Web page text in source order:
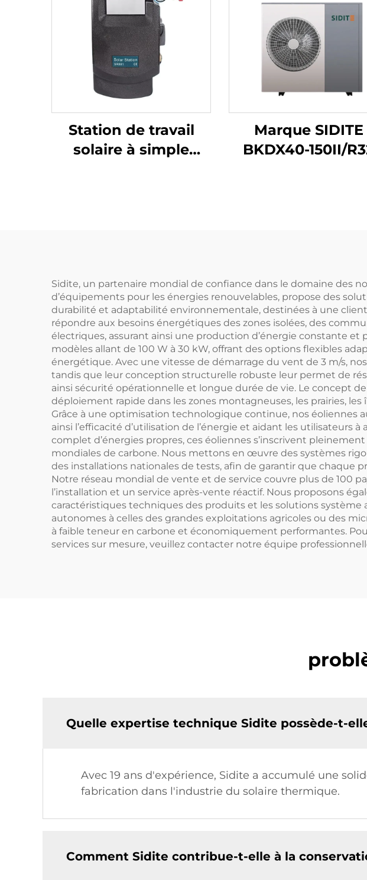
Station de travail
solaire à simple
Marque SIDITE
BKDX40-150II/
chaleur
Sidite, un partenaire mondial de confiance dans le domaine des
d’équipements pour les énergies renouvelables, propose des
durabilité et adaptabilité environnementale, destinées à une
répondre aux besoins énergétiques des zones isolées, des
électriques, assurant ainsi une production d’énergie constante
modèles allant de 100 W à 30 kW, offrant des options flexibles
énergétique. Avec une vitesse de démarrage du vent de 3 m/s,
tandis que leur conception structurelle robuste leur permet de
ainsi sécurité opérationnelle et longue durée de vie. Le concept
déploiement rapide dans les zones montagneuses, les prairies,
Grâce à une optimisation technologique continue, nos éoliennes
ainsi l’efficacité d’utilisation de l’énergie et aidant les utilisateurs
complet d’énergies propres, ces éoliennes s’inscrivent
mondiales de carbone. Nous mettons en œuvre des systèmes
des installations nationales de tests, afin de garantir que chaque
Notre réseau mondial de vente et de service couvre plus de 100
l’installation et un service après-vente réactif. Nous proposons
caractéristiques techniques des produits et les solutions
autonomes à celles des grandes exploitations agricoles ou des
à faible teneur en carbone et économiquement performantes.
services sur mesure, veuillez contacter notre équipe
Quelle expertise technique Sidite possède-t-
Avec 19 ans d'expérience, Sidite a accumulé une
fabrication dans l'industrie du solaire thermique.
Comment Sidite contribue-t-elle à la